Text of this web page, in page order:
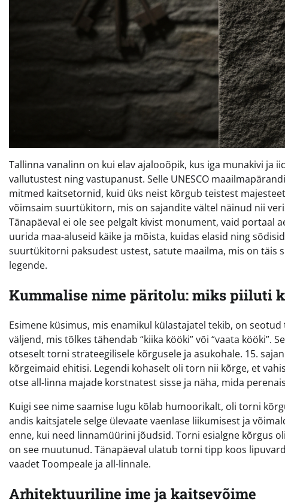
Tallinna vanalinn on kui elav ajalooõpik, kus iga munakivi
vallutustest ning vastupanust. Selle UNESCO
mitmed kaitsetornid, kuid üks neist kõrgub teistest
võimsaim suurtükitorn, mis on sajandite vältel näinud nii
Tänapäeval ei ole see pelgalt kivist monument, vaid portaal
uurida maa-aluseid käike ja mõista, kuidas elasid ning
suurtükitorni paksudest ustest, satute maailma, mis on täis
legende.
Kummalise nime päritolu: miks piiluti
Esimene küsimus, mis enamikul külastajatel tekib, on
väljend, mis tõlkes tähendab “kiika kööki” või “vaata kööki”.
otseselt torni strateegilisele kõrgusele ja asukohale. 15.
kõrgeimaid ehitisi. Legendi kohaselt oli torn nii kõrge, et
otse all-linna majade korstnatest sisse ja näha, mida
Kuigi see nime saamise lugu kõlab humoorikalt, oli torni
andis kaitsjatele selge ülevaate vaenlase liikumisest ja
enne, kui need linnamüürini jõudsid. Torni esialgne kõrgus
on see muutunud. Tänapäeval ulatub torni tipp koos
vaadet Toompeale ja all-linnale.
Arhitektuuriline ime ja kaitsevõime